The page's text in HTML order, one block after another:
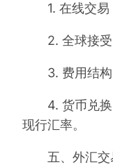
1. 在线交易：
2. 全球接受
3. 费用结构：
4. 货币兑换：
现行汇率。
五、外汇交